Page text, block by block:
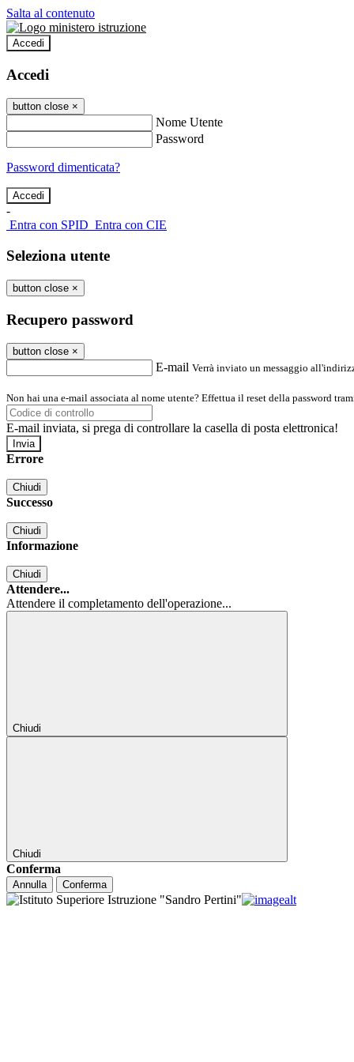
Salta al contenuto
Accedi
Accedi
button close ×
Nome Utente
Password
Password dimenticata?
-
Entra con SPID Entra con CIE
Seleziona utente
button close ×
Recupero password
button close ×
E-mail Verrà inviato un messaggio
Non hai una e-mail associata al nome utente? Effettua il reset della password
E-mail inviata, si prega di controllare la casella di posta elettronica!
Errore
Chiudi
Successo
Chiudi
Informazione
Chiudi
Attendere...
Attendere il completamento dell'operazione...
Chiudi
Chiudi
Conferma
Annulla Conferma